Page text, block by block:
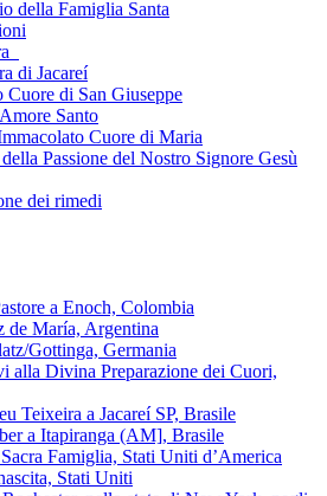
della Famiglia Santa
di Jacareí
Cuore di San Giuseppe
Santo
Cuore di Maria
Passione del Nostro Signore Gesù
dei rimedi
a Enoch, Colombia
de María, Argentina
Gottinga, Germania
alla Divina Preparazione dei Cuori,
Teixeira a Jacareí SP, Brasile
a Itapiranga (AM], Brasile
Famiglia, Stati Uniti d’America
Stati Uniti